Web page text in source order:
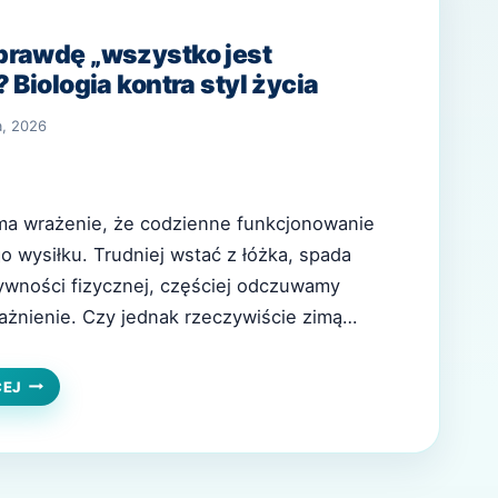
„wszystko jest
Biologia kontra styl życia
2026
wrażenie, że codzienne funkcjonowanie
wysiłku. Trudniej wstać z łóżka, spada
fizycznej, częściej odczuwamy
Czy jednak rzeczywiście zimą
Odpowiedź leży na styku biologii i
funkcjonujemy. Z perspektywy zdrowia…
CZY
ZIMĄ